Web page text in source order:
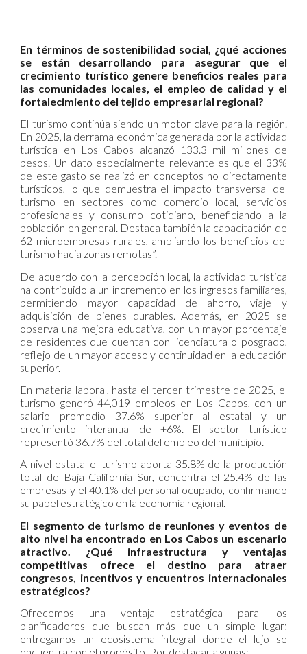
En términos de sostenibilidad social, ¿qué acciones
se están desarrollando para asegurar que el
crecimiento turístico genere beneficios reales para
las comunidades locales, el empleo de calidad y el
fortalecimiento del tejido empresarial regional?
El turismo continúa siendo un motor clave para la región.
En 2025, la derrama económica generada por la actividad
turística en Los Cabos alcanzó 133.3 mil millones de
pesos. Un dato especialmente relevante es que el 33%
de este gasto se realizó en conceptos no directamente
turísticos, lo que demuestra el impacto transversal del
turismo en sectores como comercio local, servicios
profesionales y consumo cotidiano, beneficiando a la
población en general. Destaca también la capacitación de
62 microempresas rurales, ampliando los beneficios del
turismo hacia zonas remotas”.
De acuerdo con la percepción local, la actividad turística
ha contribuido a un incremento en los ingresos familiares,
permitiendo mayor capacidad de ahorro, viaje y
adquisición de bienes durables. Además, en 2025 se
observa una mejora educativa, con un mayor porcentaje
de residentes que cuentan con licenciatura o posgrado,
reflejo de un mayor acceso y continuidad en la educación
superior.
En materia laboral, hasta el tercer trimestre de 2025, el
turismo generó 44,019 empleos en Los Cabos, con un
salario promedio 37.6% superior al estatal y un
crecimiento interanual de +6%. El sector turístico
representó 36.7% del total del empleo del municipio.
A nivel estatal el turismo aporta 35.8% de la producción
total de Baja California Sur, concentra el 25.4% de las
empresas y el 40.1% del personal ocupado, confirmando
su papel estratégico en la economía regional.
El segmento de turismo de reuniones y eventos de
alto nivel ha encontrado en Los Cabos un escenario
atractivo. ¿Qué infraestructura y ventajas
competitivas ofrece el destino para atraer
congresos, incentivos y encuentros internacionales
estratégicos?
Ofrecemos una ventaja estratégica para los
planificadores que buscan más que un simple lugar;
entregamos un ecosistema integral donde el lujo se